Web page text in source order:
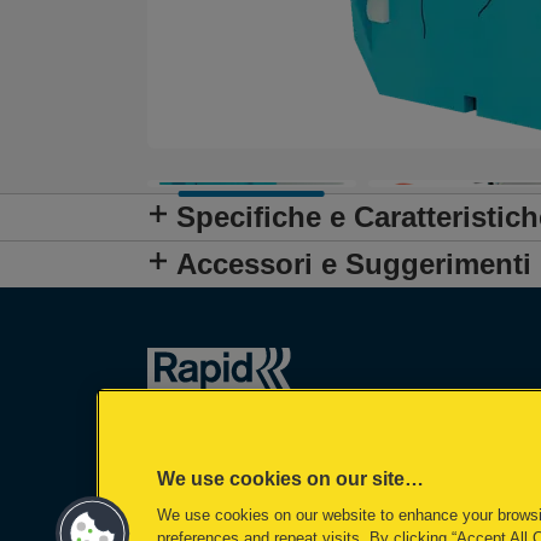
Specifiche e
Accessori e Suggerimenti
We use cookies on our site…
We use cookies on our website to enhance your